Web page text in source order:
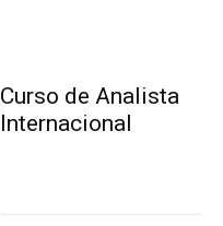
Curso de Analista
Internacional